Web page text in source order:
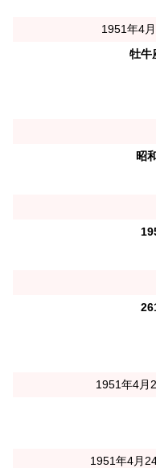
1951年4
牡牛
昭
1951年4月
1951年4月